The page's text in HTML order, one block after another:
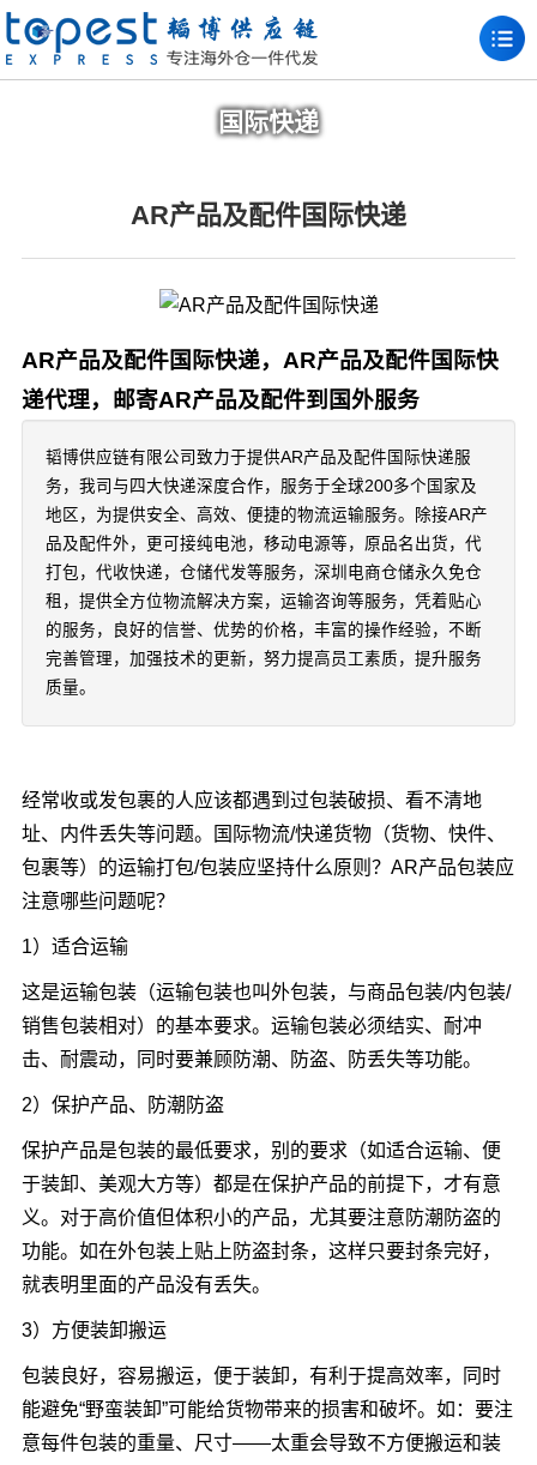
国际快递
AR产品及配件国际快递
AR产品及配件国际快递，AR产品及配件国际快
递代理，邮寄AR产品及配件到国外服务
韬博供应链有限公司致力于提供AR产品及配件国际快递服
务，我司与四大快递深度合作，服务于全球200多个国家及
地区，为提供安全、高效、便捷的物流运输服务。除接AR产
品及配件外，更可接纯电池，移动电源等，原品名出货，代
打包，代收快递，仓储代发等服务，深圳电商仓储永久免仓
租，提供全方位物流解决方案，运输咨询等服务，凭着贴心
的服务，良好的信誉、优势的价格，丰富的操作经验，不断
完善管理，加强技术的更新，努力提高员工素质，提升服务
质量。
经常收或发包裹的人应该都遇到过包装破损、看不清地
址、内件丢失等问题。国际物流/快递货物（货物、快件、
包裹等）的运输打包/包装应坚持什么原则？AR产品包装应
注意哪些问题呢？
1）适合运输
这是运输包装（运输包装也叫外包装，与商品包装/内包装/
销售包装相对）的基本要求。运输包装必须结实、耐冲
击、耐震动，同时要兼顾防潮、防盗、防丢失等功能。
2）保护产品、防潮防盗
保护产品是包装的最低要求，别的要求（如适合运输、便
于装卸、美观大方等）都是在保护产品的前提下，才有意
义。对于高价值但体积小的产品，尤其要注意防潮防盗的
功能。如在外包装上贴上防盗封条，这样只要封条完好，
就表明里面的产品没有丢失。
3）方便装卸搬运
包装良好，容易搬运，便于装卸，有利于提高效率，同时
能避免“野蛮装卸”可能给货物带来的损害和破坏。如：要注
意每件包装的重量、尺寸——太重会导致不方便搬运和装